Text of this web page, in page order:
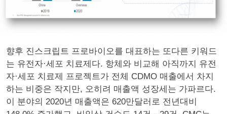
향후 진스크립트 프로바이오를 대표하는 또다른 키워드
는 유전자·세포 치료제다. 항체와 비교해 아직까지 유전
자·세포 치료제 프로젝트가 전체 CDMO 매출에서 차지
하는 비중은 작지만, 오히려 매출액 성장세는 가파르다.
이 분야의 2020년 매출액은 620만달러로 전년대비